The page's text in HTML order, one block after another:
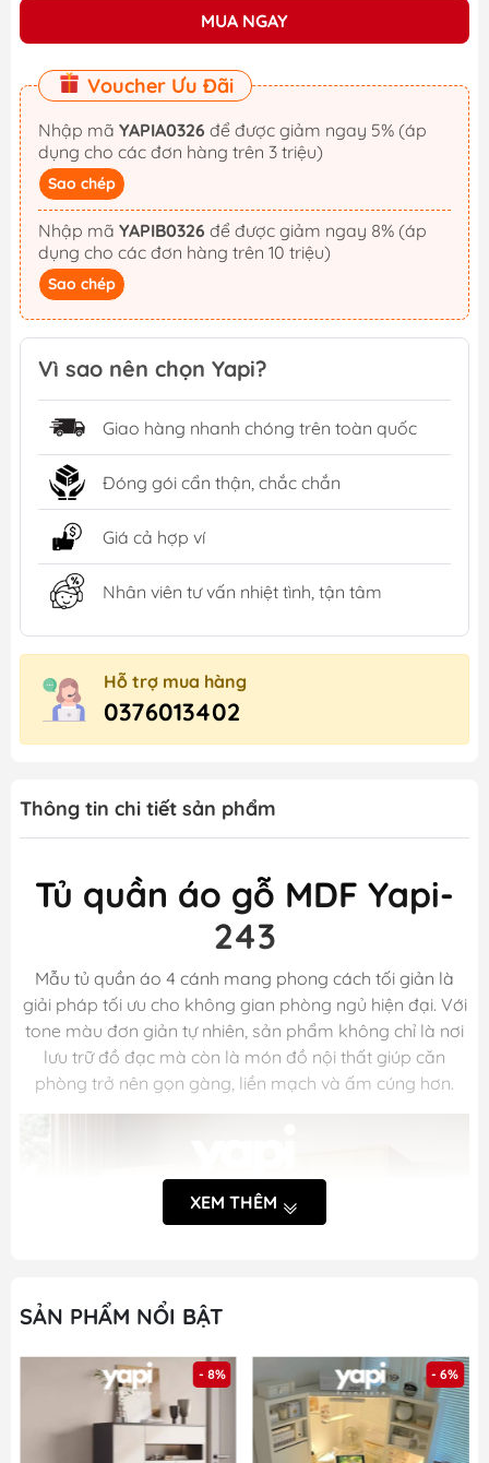
MUA NGAY
Voucher Ưu Đãi
Nhập mã YAPIA0326
dụng cho các đơn hàng trên 3 triệu)
Sao chép
Nhập mã YAPIB0326
dụng cho các đơn hàng trên 10 triệu)
Sao chép
Vì sao nên chọn Yapi?
Giao hàng nhanh chóng trên toàn quốc
Đóng gói cẩn thận, chắc chắn
Giá cả hợp ví
Nhân viên tư vấn nhiệt tình, tận tâm
Hỗ trợ mua hàng
0376013402
Thông tin chi tiết sản phẩm
Tủ quần áo gỗ MDF Yapi-
243
Mẫu tủ quần áo 4 cánh mang phong cách tối giản là
giải pháp tối ưu cho không gian phòng ngủ hiện đại. Với
tone màu đơn giản tự nhiên, sản phẩm không chỉ là nơi
lưu trữ đồ đạc mà còn là món đồ nội thất giúp căn
phòng trở nên gọn gàng, liền mạch và ấm cúng hơn.
XEM THÊM
SẢN PHẨM NỔI BẬT
- 8% - 6%